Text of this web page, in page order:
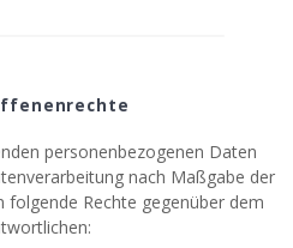
personenbezogenen Daten
nach Maßgabe der
folgende Rechte gegenüber dem